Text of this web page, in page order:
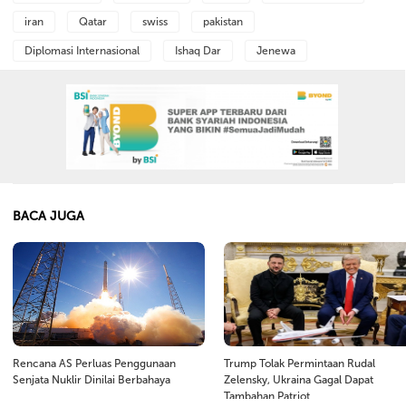
iran Qatar swiss pakistan
Diplomasi Internasional Ishaq Dar Jenewa
BACA JUGA
Rencana AS Perluas Penggunaan
Senjata Nuklir Dinilai Berbahaya
Trump Tolak Permintaan Rudal
Zelensky, Ukraina Gagal Dapat
Tambahan Patriot